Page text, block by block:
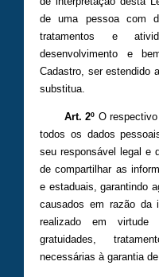
de uma pessoa com
tratamentos e
desenvolvimento e
Cadastro, ser estendido
substitua.
Art. 2º O
todos os dados
seu responsável legal e
de compartilhar as
e estaduais, garantindo
causados em razão da
realizado em virtude
gratuidades,
necessárias à garantia de